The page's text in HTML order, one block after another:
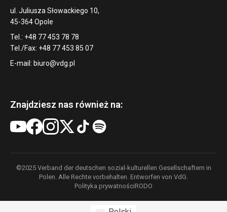
ul. Juliusza Słowackiego 10,
45-364 Opole
Tel.: +48 77 453 78 78
Tel./Fax: +48 77 453 85 07
E-mail: biuro@vdg.pl
Znajdziesz nas również na:
©2025 Verband der deutschen sozial-kulturellen Gesellschaftern in
Polen. Alle Rechte vorbehalten. Entworfen von VdG.
Polityka prywatnościRODO